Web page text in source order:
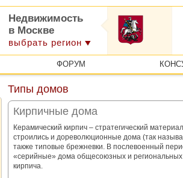
Недвижимость
в Москве
выбрать регион
ФОРУМ
Типы домов
Кирпичные дома
Керамический кирпич – стратегический
строились и дореволюционные дома (так
также типовые брежневки. В послевоенный
«серийные» дома общесоюзных и региональных
кирпича.